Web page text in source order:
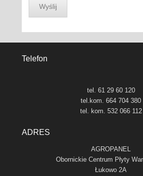
Telefon
tel. 61 29 60 120
tel.kom. 664 704 380
tel. kom. 532 066 112
ADRES
AGROPANEL
Obornickie Centrum Płyty
Łukowo 2A